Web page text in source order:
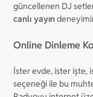
güncellenen DJ
canlı yayın
Online Dinleme
İster evde, ister işte,
seçeneği ile bu